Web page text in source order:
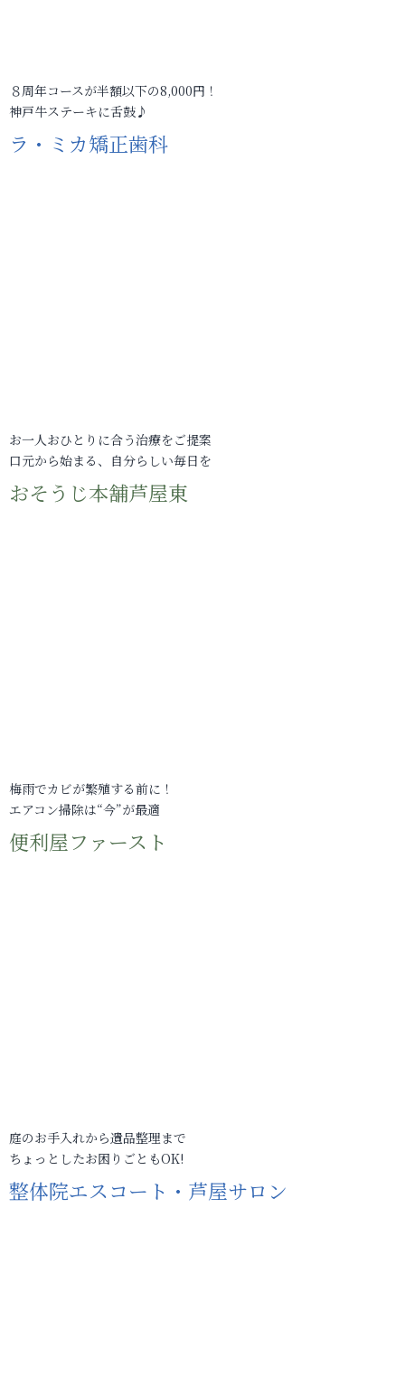
８周年コースが半額以下の8,000円！
神戸牛ステーキに舌鼓♪
ラ・ミカ矯正歯科
お一人おひとりに合う治療をご提案
口元から始まる、自分らしい毎日を
おそうじ本舗芦屋東
梅雨でカビが繁殖する前に！
エアコン掃除は“今”が最適
便利屋ファースト
庭のお手入れから遺品整理まで
ちょっとしたお困りごともOK!
整体院エスコート・芦屋サロン